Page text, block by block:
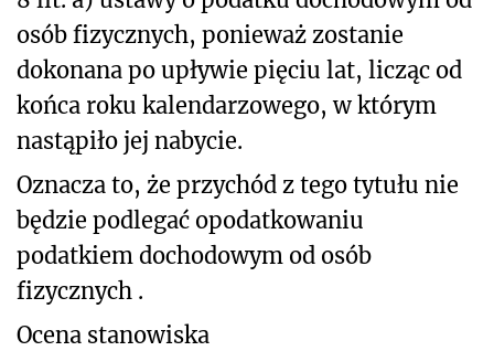
osób fizycznych, ponieważ zostanie
dokonana po upływie pięciu lat, licząc od
końca roku kalendarzowego, w którym
nastąpiło jej nabycie.
Oznacza to, że przychód z tego tytułu nie
będzie podlegać opodatkowaniu
podatkiem dochodowym od osób
fizycznych .
Ocena stanowiska